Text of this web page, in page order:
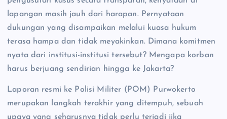
lapangan masih jauh dari harapan. Pernyataan
dukungan yang disampaikan melalui kuasa hukum
terasa hampa dan tidak meyakinkan. Dimana komitmen
nyata dari institusi-institusi tersebut? Mengapa korban
harus berjuang sendirian hingga ke Jakarta?
Laporan resmi ke Polisi Militer (POM) Purwokerto
merupakan langkah terakhir yang ditempuh, sebuah
upaya yang seharusnya tidak perlu terjadi jika